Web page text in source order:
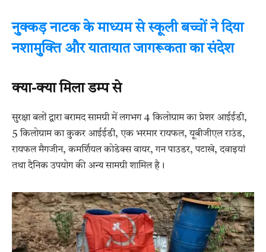
नुक्कड़ नाटक के माध्यम से स्कूली बच्चों ने दिया
नशामुक्ति और यातायात जागरूकता का संदेश
क्या-क्या मिला डम्प से
सुरक्षा बलों द्वारा बरामद सामग्री में लगभग 4 किलोग्राम का प्रेशर आईईडी,
5 किलोग्राम का कुकर आईईडी, एक भरमार रायफल, यूबीजीएल राउंड,
रायफल मैगजीन, कमर्शियल कोडेक्स वायर, गन पाउडर, पटाखे, दवाइयां
तथा दैनिक उपयोग की अन्य सामग्री शामिल है।